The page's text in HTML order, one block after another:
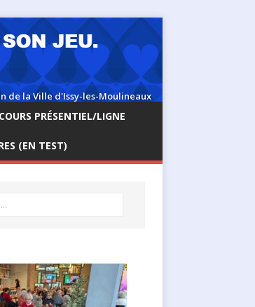
COURS PRÉSENTIEL/LIGNE
(EN TEST)